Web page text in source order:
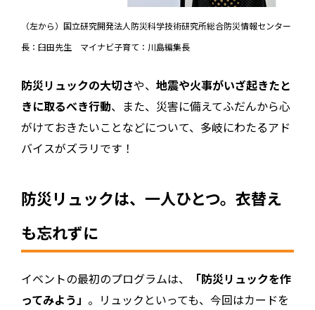
（左から）国立研究開発法人防災科学技術研究所総合防災情報センター
長：臼田先生 マイナビ子育て：川島編集長
防災リュックの大切さや、 地震や火事がいざ起きたと
きに取るべき行動、また、災害に備えてふだんから心
がけておきたいことなどについて、多岐にわたるアド
バイスがズラリです！
防災リュックは、一人ひとつ。衣替え
も忘れずに
イベントの最初のプログラムは、
「防災リュックを作
ってみよう」 。リュックといっても、今回はカードを